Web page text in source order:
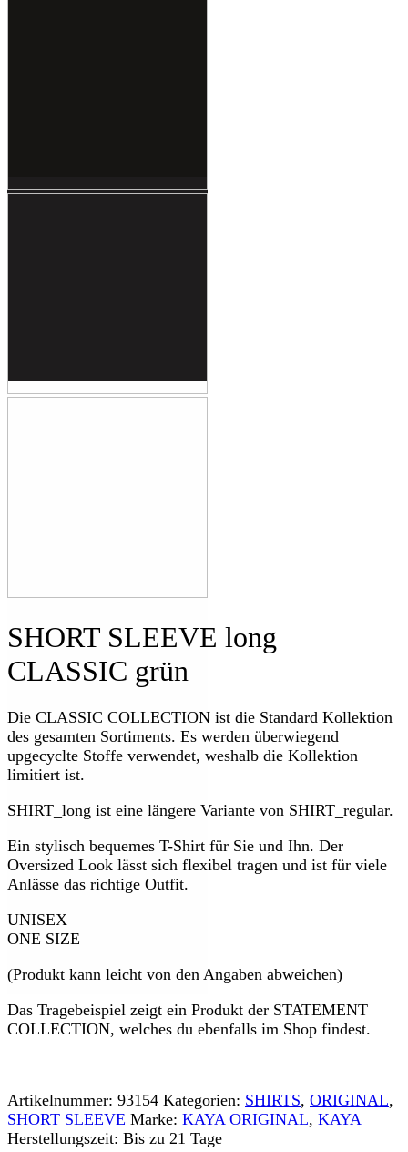
SHORT SLEEVE long
CLASSIC grün
Die CLASSIC COLLECTION ist die Standard Kollektion
des gesamten Sortiments. Es werden überwiegend
upgecyclte Stoffe verwendet, weshalb die Kollektion
limitiert ist.
SHIRT_long ist eine längere Variante von SHIRT_regular.
Ein stylisch bequemes T-Shirt für Sie und Ihn. Der
Oversized Look lässt sich flexibel tragen und ist für viele
Anlässe das richtige Outfit.
UNISEX
ONE SIZE
(Produkt kann leicht von den Angaben abweichen)
Das Tragebeispiel zeigt ein Produkt der STATEMENT
COLLECTION, welches du ebenfalls im Shop findest.
Artikelnummer: 93154 Kategorien: SHIRTS, ORIGINAL,
SHORT SLEEVE Marke: KAYA ORIGINAL, KAYA
Herstellungszeit: Bis zu 21 Tage